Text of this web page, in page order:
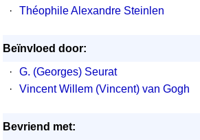
·
Théophile Alexandre Steinlen
Beïnvloed door:
·
G. (Georges) Seurat
·
Vincent Willem (Vincent) van Gogh
Bevriend met: